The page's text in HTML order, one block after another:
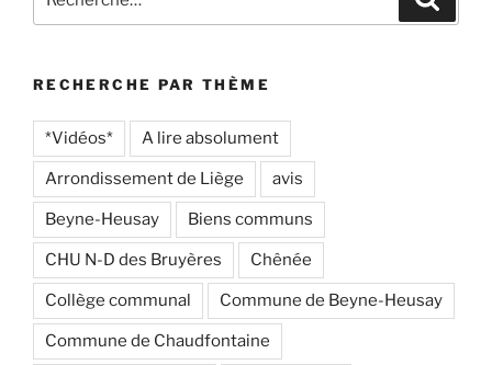
pour
RECHERCHE PAR THÈME
*Vidéos* A lire absolument
Arrondissement de Liège avis
Beyne-Heusay Biens communs
CHU N-D des Bruyères Chênée
Collège communal Commune de Beyne-Heusay
Commune de Chaudfontaine